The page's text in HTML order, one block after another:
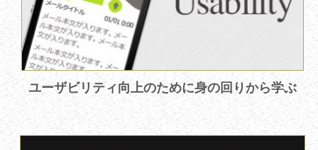
ユーザビリティ向上のために身の回りから学ぶ